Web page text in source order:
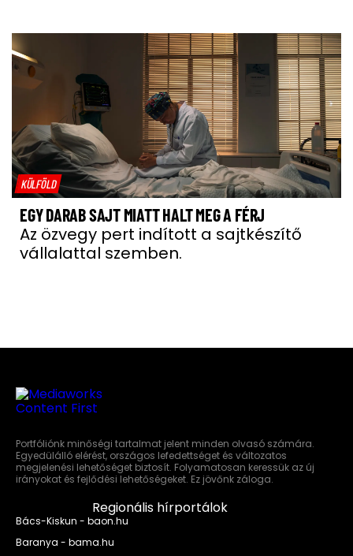
KÜLFÖLD
EGY DARAB SAJT MIATT HALT MEG A FÉRJ
Az özvegy pert indított a sajtkészítő
vállalattal szemben.
Portfóliónk minőségi tartalmat jelent minden olvasó számára.
Egyedülálló elérést, országos lefedettséget és változatos
megjelenési lehetőséget biztosít. Folyamatosan keressük az új
irányokat és fejlődési lehetőségeket. Ez jövőnk záloga.
Regionális hírportálok
Bács-Kiskun - baon.hu
Baranya - bama.hu